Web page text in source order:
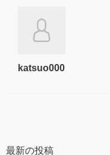
katsuo000
最新の投稿